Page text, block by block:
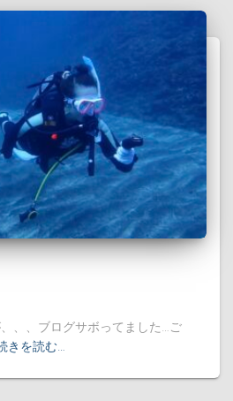
、、ブログサボってました…ご
きを読む…